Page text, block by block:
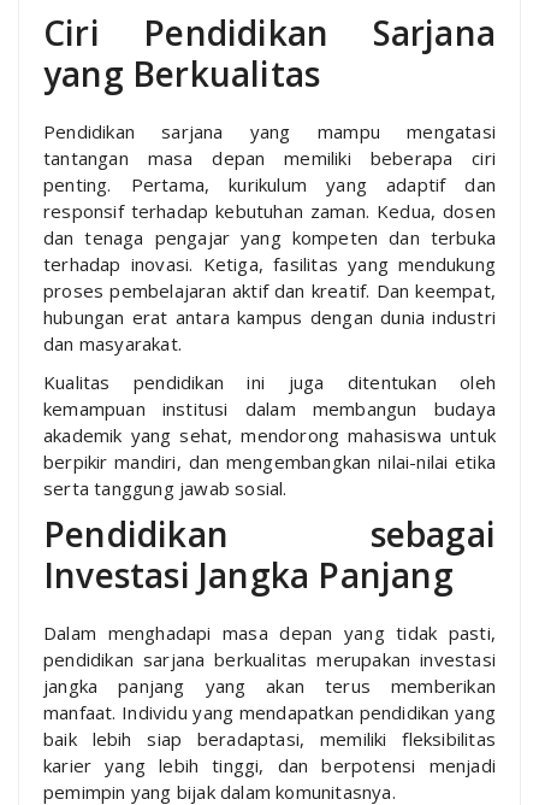
Ciri Pendidikan Sarjana
yang Berkualitas
Pendidikan sarjana yang mampu mengatasi
tantangan masa depan memiliki beberapa ciri
penting. Pertama, kurikulum yang adaptif dan
responsif terhadap kebutuhan zaman. Kedua, dosen
dan tenaga pengajar yang kompeten dan terbuka
terhadap inovasi. Ketiga, fasilitas yang mendukung
proses pembelajaran aktif dan kreatif. Dan keempat,
hubungan erat antara kampus dengan dunia industri
dan masyarakat.
Kualitas pendidikan ini juga ditentukan oleh
kemampuan institusi dalam membangun budaya
akademik yang sehat, mendorong mahasiswa untuk
berpikir mandiri, dan mengembangkan nilai-nilai etika
serta tanggung jawab sosial.
Pendidikan sebagai
Investasi Jangka Panjang
Dalam menghadapi masa depan yang tidak pasti,
pendidikan sarjana berkualitas merupakan investasi
jangka panjang yang akan terus memberikan
manfaat. Individu yang mendapatkan pendidikan yang
baik lebih siap beradaptasi, memiliki fleksibilitas
karier yang lebih tinggi, dan berpotensi menjadi
pemimpin yang bijak dalam komunitasnya.